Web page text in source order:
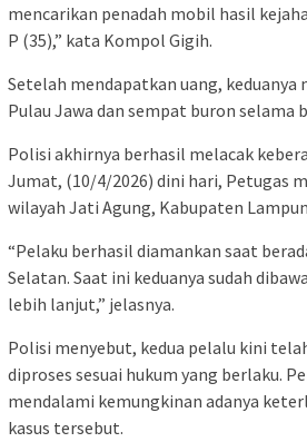
mencarikan penadah mobil hasil
P (35),” kata Kompol Gigih.
Setelah mendapatkan uang, keduanya
Pulau Jawa dan sempat buron selama
Polisi akhirnya berhasil melacak
Jumat, (10/4/2026) dini hari, Petugas
wilayah Jati Agung, Kabupaten
“Pelaku berhasil diamankan saat
Selatan. Saat ini keduanya sudah
lebih lanjut,” jelasnya.
Polisi menyebut, kedua pelalu kini
diproses sesuai hukum yang berlaku.
mendalami kemungkinan adanya
kasus tersebut.